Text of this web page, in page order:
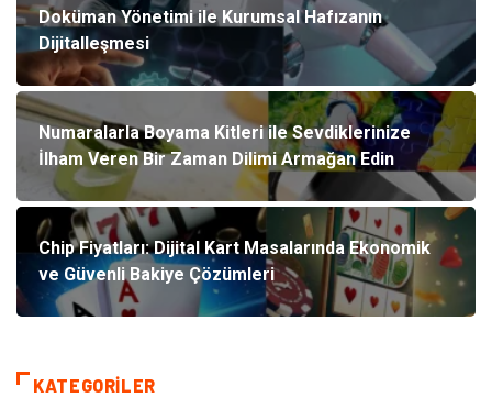
Doküman Yönetimi ile Kurumsal Hafızanın
Dijitalleşmesi
Numaralarla Boyama Kitleri ile Sevdiklerinize
İlham Veren Bir Zaman Dilimi Armağan Edin
Chip Fiyatları: Dijital Kart Masalarında Ekonomik
ve Güvenli Bakiye Çözümleri
KATEGORILER